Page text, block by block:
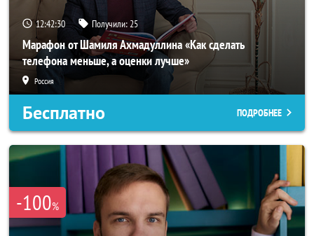
12:42:28 Получили:25
Марафон от Шамиля Ахмадуллина «Как сделать
телефона меньше, а оценки лучше»
Россия
Бесплатно ПОДРОБНЕЕ
-100%